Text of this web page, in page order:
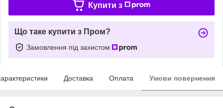
Купити з
Що таке купити з Пром?
Замовлення під захистом
Доставка Оплата Умови повернення